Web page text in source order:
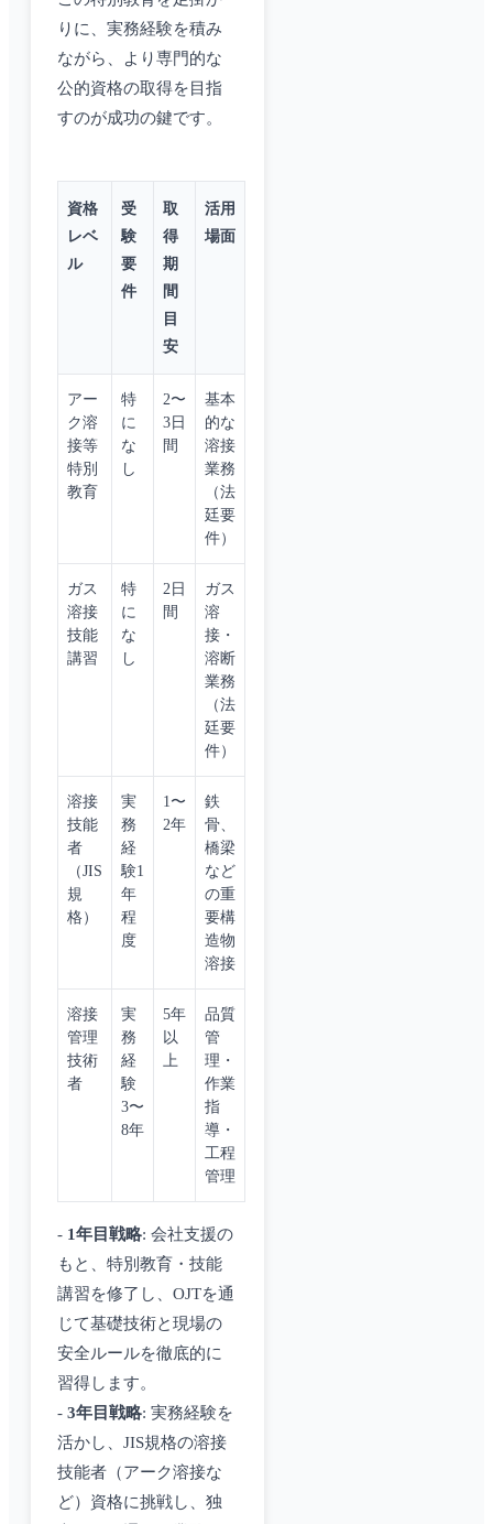
りに、実務経験を積み
ながら、より専門的な
公的資格の取得を目指
すのが成功の鍵です。
資格
レベ
ル
受
験
要
件
取
得
期
間
目
安
活用
場面
アー
ク溶
接等
特別
教育
特
に
な
し
2〜
3日
間
基本
的な
溶接
業務
（法
廷要
件）
ガス
溶接
技能
講習
特
に
な
し
2日
間
ガス
溶
接・
溶断
業務
（法
廷要
件）
溶接
技能
者
（JIS
規
格）
実
務
経
験1
年
程
度
1〜
2年
鉄
骨、
橋梁
など
の重
要構
造物
溶接
溶接
管理
技術
者
実
務
経
験
3〜
8年
5年
以
上
品質
管
理・
作業
指
導・
工程
管理
- 1年目戦略: 会社支援の
もと、特別教育・技能
講習を修了し、OJTを通
じて基礎技術と現場の
安全ルールを徹底的に
習得します。
- 3年目戦略: 実務経験を
活かし、JIS規格の溶接
技能者（アーク溶接な
ど）資格に挑戦し、独